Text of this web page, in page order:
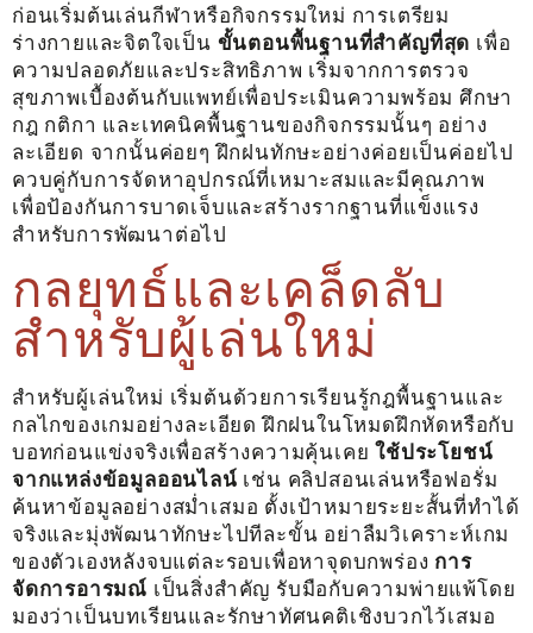
ก่อนเริ่มต้นเล่นกีฬาหรือกิจกรรมใหม่ การเตรียม
ร่างกายและจิตใจเป็น ขั้นตอนพื้นฐานที่สำคัญที่สุด เพื่อ
ความปลอดภัยและประสิทธิภาพ เริ่มจากการตรวจ
สุขภาพเบื้องต้นกับแพทย์เพื่อประเมินความพร้อม ศึกษา
กฎ กติกา และเทคนิคพื้นฐานของกิจกรรมนั้นๆ อย่าง
ละเอียด จากนั้นค่อยๆ ฝึกฝนทักษะอย่างค่อยเป็นค่อยไป
ควบคู่กับการจัดหาอุปกรณ์ที่เหมาะสมและมีคุณภาพ
เพื่อป้องกันการบาดเจ็บและสร้างรากฐานที่แข็งแรง
สำหรับการพัฒนาต่อไป
กลยุทธ์และเคล็ดลับ
สำหรับผู้เล่นใหม่
สำหรับผู้เล่นใหม่ เริ่มต้นด้วยการเรียนรู้กฎพื้นฐานและ
กลไกของเกมอย่างละเอียด ฝึกฝนในโหมดฝึกหัดหรือกับ
บอทก่อนแข่งจริงเพื่อสร้างความคุ้นเคยใช้ประโยชน์
จากแหล่งข้อมูลออนไลน์ เช่น คลิปสอนเล่นหรือฟอรั่ม
ค้นหาข้อมูลอย่างสม่ำเสมอ ตั้งเป้าหมายระยะสั้นที่ทำได้
จริงและมุ่งพัฒนาทักษะไปทีละขั้น อย่าลืมวิเคราะห์เกม
ของตัวเองหลังจบแต่ละรอบเพื่อหาจุดบกพร่อง การ
จัดการอารมณ์ เป็นสิ่งสำคัญ รับมือกับความพ่ายแพ้โดย
มองว่าเป็นบทเรียนและรักษาทัศนคติเชิงบวกไว้เสมอ